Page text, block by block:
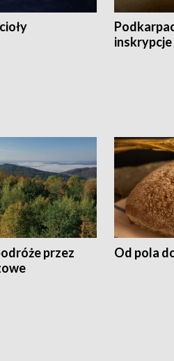
inskrypcje
przez
Od pola